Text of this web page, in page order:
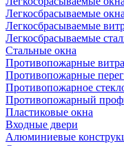
Легкосбрасываемые
Легкосбрасываемые
Легкосбрасываемые
Стальные окна
Противопожарные
Противопожарные
Противопожарное
Противопожарный
Пластиковые окна
Входные двери
Алюминиевые